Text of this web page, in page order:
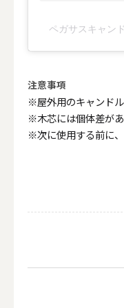
ペガサスキャン
注意事項
※屋外用のキャンドル
※木芯には個体差があ
※次に使用する前に